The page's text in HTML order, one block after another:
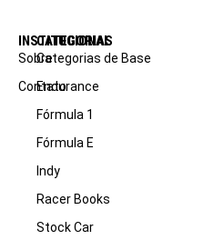
INSTITUCIONAL
Sobre
Contato
CATEGORIAS
Categorias de Base
Endurance
Fórmula 1
Fórmula E
Indy
Racer Books
Stock Car